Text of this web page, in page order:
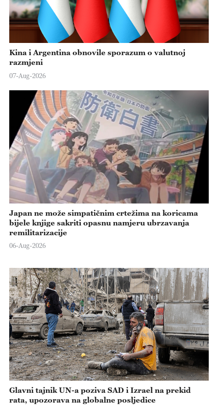
Kina i Argentina obnovile sporazum o valutnoj
razmjeni
07-Aug-2026
Japan ne može simpatičnim crtežima na koricama
bijele knjige sakriti opasnu namjeru ubrzavanja
remilitarizacije
06-Aug-2026
Glavni tajnik UN-a poziva SAD i Izrael na prekid
rata, upozorava na globalne posljedice